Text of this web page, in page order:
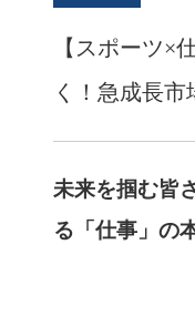
【スポーツ×
く！急成長
未来を掴む皆
る「仕事」の